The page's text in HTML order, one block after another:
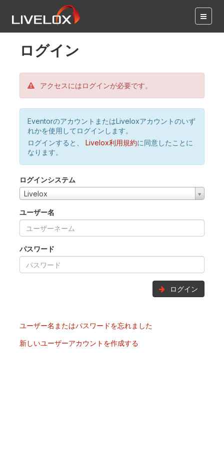
ログイン
アクセスにはログインが必要です。
EventorのアカウントまたはLiveloxアカウントのいず
れかを使用してログインします。
ログインすると、
Livelox利用規約に同意したことに
なります。
ログインシステム
Livelox
ユーザー名
パスワード
ログイン
ユーザー名またはパスワードを忘れました
新しいユーザーアカウントを作成する